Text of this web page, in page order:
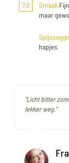
7,0 Smaak
maar
hapjes.
"Licht bitter
lekker weg."